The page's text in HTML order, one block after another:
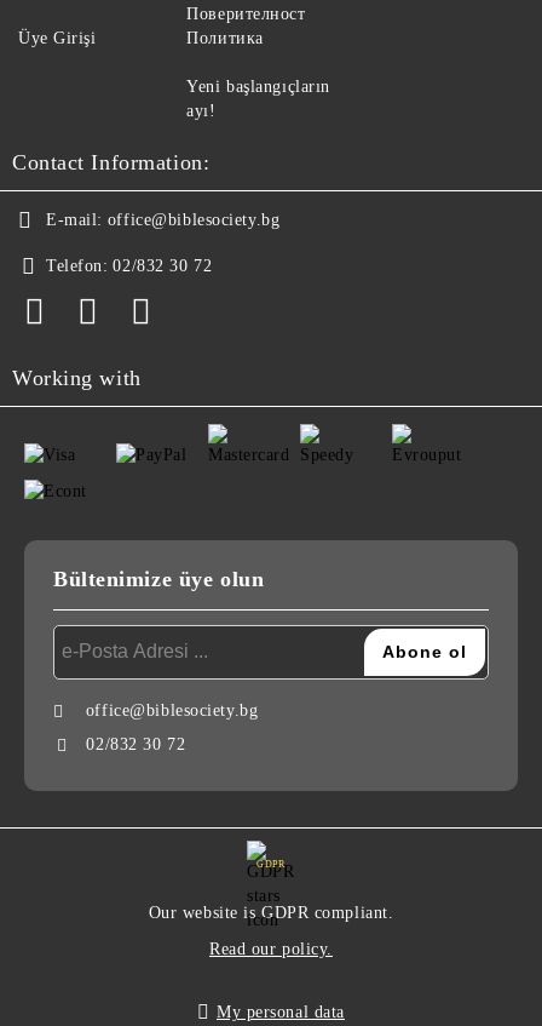
Üye Girişi
Поверителност
Политика
Yeni başlangıçların
ayı!
Contact Information:
E-mail: office@biblesociety.bg
Telefon: 02/832 30 72
Working with
Bültenimize üye olun
office@biblesociety.bg
02/832 30 72
GDPR
Our website is GDPR compliant.
Read our policy.
My personal data